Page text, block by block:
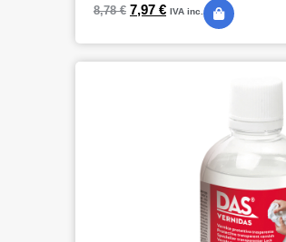
8,78€ 7,97 € IVA inc.